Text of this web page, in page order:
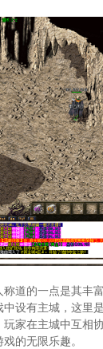
道的一点是其丰
设有主城，这里
家在主城中互相
的无限乐趣。